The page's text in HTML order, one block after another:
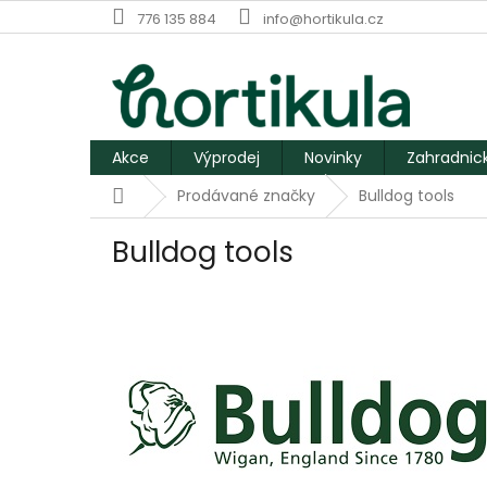
na
776 135 884 info@hortikula.cz
Akce Výprodej Novinky
DomůProdávané značky Bulldog tools
Bulldog tools